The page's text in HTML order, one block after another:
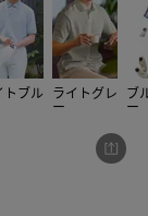
トブル ライトグレ
ー
ブ
ー